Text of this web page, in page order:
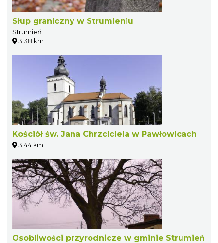
Słup graniczny w Strumieniu
Strumień
3.38 km
Kościół św. Jana Chrzciciela w Pawłowicach
3.44 km
Osobliwości przyrodnicze w gminie Strumień